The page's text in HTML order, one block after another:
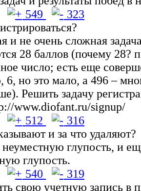
549
323
и не очень сложная
28 баллов (почему 28?
число; есть еще
6, но это мало, а 496 –
Решить задачу
www.diofant.ru/signup/
512
316
и за что удаляют?
неуместную глупость, и
глупость.
540
319
свою учетную запись в